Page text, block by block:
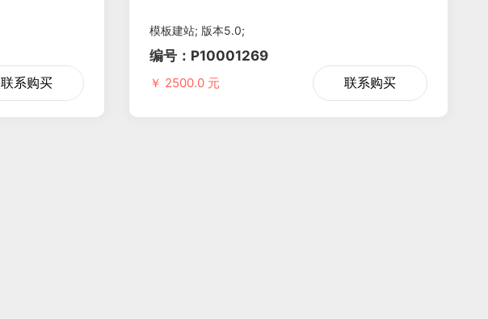
联系购买
模板建站; 版本5.0;
编号：P10001269
￥ 2500.0 元 联系购买